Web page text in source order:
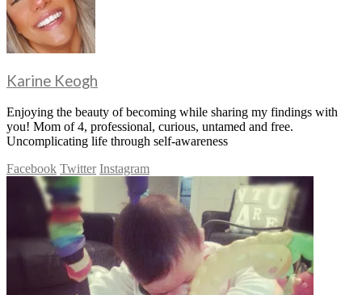
Karine Keogh
Enjoying the beauty of becoming while sharing my findings with
you! Mom of 4, professional, curious, untamed and free.
Uncomplicating life through self-awareness
Facebook Twitter Instagram